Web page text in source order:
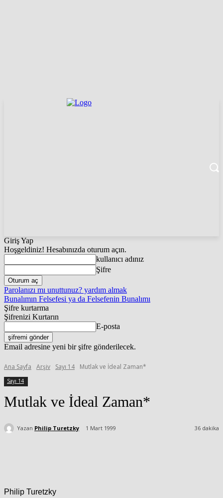
Giriş Yap
Hoşgeldiniz! Hesabınızda oturum açın.
kullanıcı adınız
Şifre
Parolanızı mı unuttunuz? yardım almak
Bunalımın Felsefesi ya da Felsefenin Bunalımı
Şifre kurtarma
Şifrenizi Kurtarın
E-posta
Email adresine yeni bir şifre gönderilecek.
Ana Sayfa Arşiv Sayı 14 Mutlak ve İdeal Zaman*
Sayı 14
Mutlak ve İdeal Zaman*
Yazan Philip Turetzky 1 Mart 1999 36 dakika
Philip Turetzky